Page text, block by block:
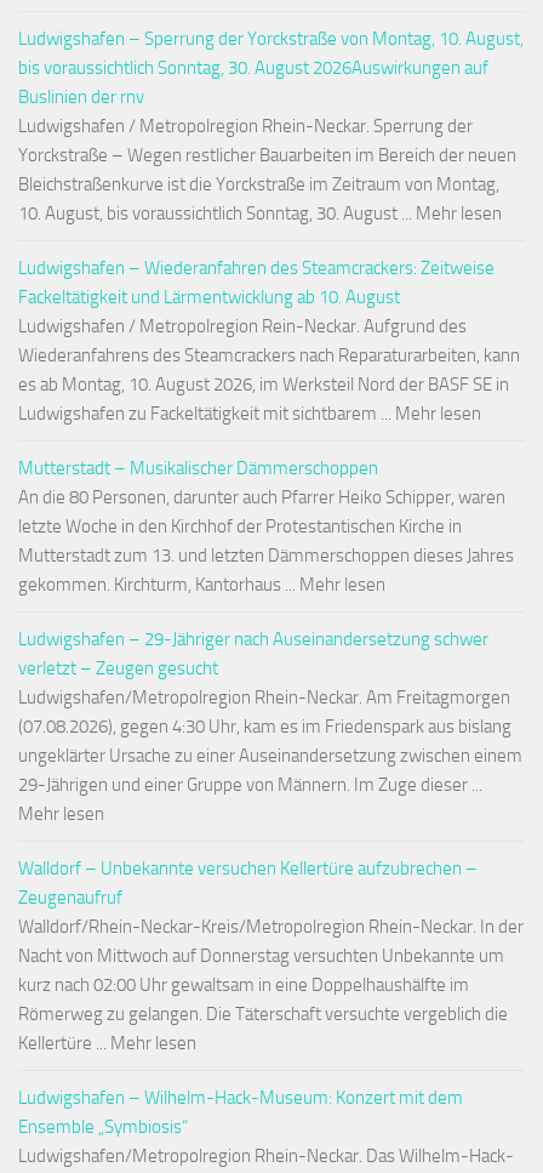
Ludwigshafen – Sperrung der Yorckstraße von Montag, 10. August,
bis voraussichtlich Sonntag, 30. August 2026Auswirkungen auf
Buslinien der rnv
Ludwigshafen / Metropolregion Rhein-Neckar. Sperrung der
Yorckstraße – Wegen restlicher Bauarbeiten im Bereich der neuen
Bleichstraßenkurve ist die Yorckstraße im Zeitraum von Montag,
10. August, bis voraussichtlich Sonntag, 30. August ... Mehr lesen
Ludwigshafen – Wiederanfahren des Steamcrackers: Zeitweise
Fackeltätigkeit und Lärmentwicklung ab 10. August
Ludwigshafen / Metropolregion Rein-Neckar. Aufgrund des
Wiederanfahrens des Steamcrackers nach Reparaturarbeiten, kann
es ab Montag, 10. August 2026, im Werksteil Nord der BASF SE in
Ludwigshafen zu Fackeltätigkeit mit sichtbarem ... Mehr lesen
Mutterstadt – Musikalischer Dämmerschoppen
An die 80 Personen, darunter auch Pfarrer Heiko Schipper, waren
letzte Woche in den Kirchhof der Protestantischen Kirche in
Mutterstadt zum 13. und letzten Dämmerschoppen dieses Jahres
gekommen. Kirchturm, Kantorhaus ... Mehr lesen
Ludwigshafen – 29-Jähriger nach Auseinandersetzung schwer
verletzt – Zeugen gesucht
Ludwigshafen/Metropolregion Rhein-Neckar. Am Freitagmorgen
(07.08.2026), gegen 4:30 Uhr, kam es im Friedenspark aus bislang
ungeklärter Ursache zu einer Auseinandersetzung zwischen einem
29-Jährigen und einer Gruppe von Männern. Im Zuge dieser ...
Mehr lesen
Walldorf – Unbekannte versuchen Kellertüre aufzubrechen –
Zeugenaufruf
Walldorf/Rhein-Neckar-Kreis/Metropolregion Rhein-Neckar. In der
Nacht von Mittwoch auf Donnerstag versuchten Unbekannte um
kurz nach 02:00 Uhr gewaltsam in eine Doppelhaushälfte im
Römerweg zu gelangen. Die Täterschaft versuchte vergeblich die
Kellertüre ... Mehr lesen
Ludwigshafen – Wilhelm-Hack-Museum: Konzert mit dem
Ensemble „Symbiosis“
Ludwigshafen/Metropolregion Rhein-Neckar. Das Wilhelm-Hack-